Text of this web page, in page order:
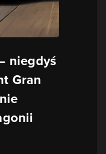
niegdyś
Gran